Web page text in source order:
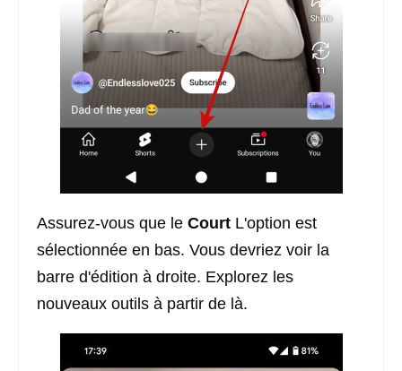
Assurez-vous que le Court L'option est
sélectionnée en bas. Vous devriez voir la
barre d'édition à droite. Explorez les
nouveaux outils à partir de là.